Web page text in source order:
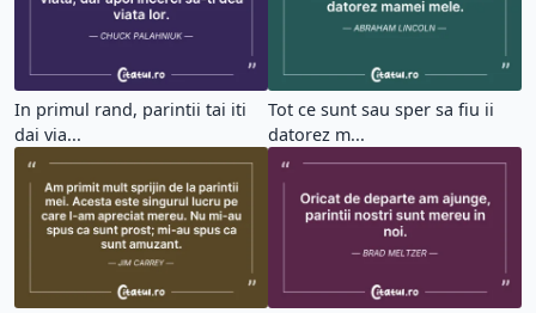
In primul rand, parintii tai iti
dai via...
Tot ce sunt sau sper sa fiu ii
datorez m...